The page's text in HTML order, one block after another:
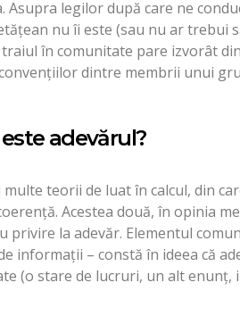
Asupra legilor după care ne
nu îi este (sau nu ar trebui
traiul în comunitate pare izvorât
dintre membrii unui
adevărul?
multe teorii de luat în calcul, din
Acestea două, în opinia
privire la adevăr. Elementul
informaţii – constă în ideea că
(o stare de lucruri, un alt